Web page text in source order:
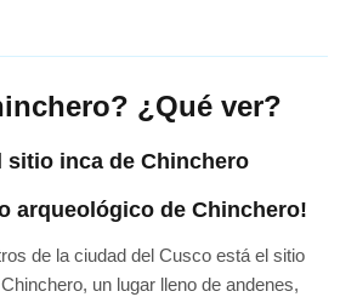
¿Qué ver?
sitio inca de Chinchero
arqueológico de Chinchero!
de la ciudad del Cusco está el sitio
un lugar lleno de andenes,